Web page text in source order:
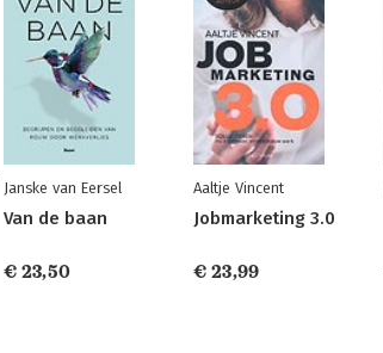
Janske van Eersel
Van de baan
€ 23,50
Aaltje Vincent
Jobmarketing 3.0
€ 23,99